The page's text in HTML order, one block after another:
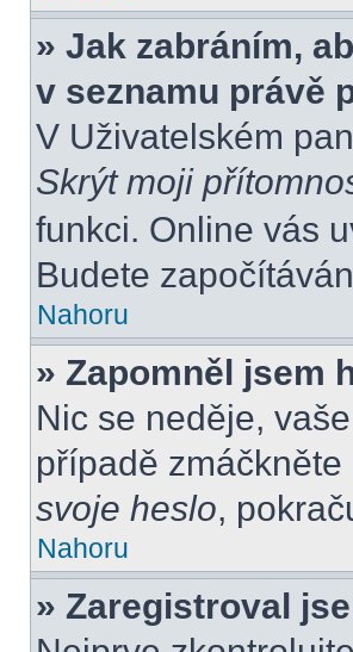
» Jak zabráním,
v seznamu právě
V Uživatelském
Skrýt moji
funkci. Online vás
Budete
Nahoru
» Zapomněl jsem
Nic se neděje,
případě
svoje heslo,
Nahoru
» Zaregistroval